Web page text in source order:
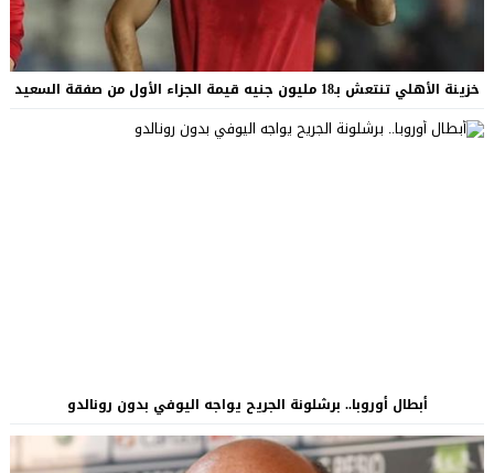
خزينة الأهلي تنتعش بـ18 مليون جنيه قيمة الجزاء الأول من صفقة السعيد
أبطال أوروبا.. برشلونة الجريح يواجه اليوفي بدون رونالدو